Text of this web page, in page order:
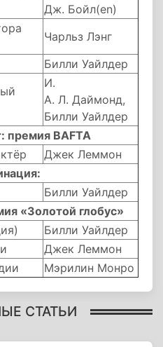
Дж. Бойл(en)
Чарльз Лэнг
Билли Уайлдер
И.
А. Л. Даймонд,
Билли Уайлдер
премия BAFTA
Джек Леммон
Билли Уайлдер
«Золотой глобус»
Билли Уайлдер
Джек Леммон
Мэрилин Монро
СТАТЬИ